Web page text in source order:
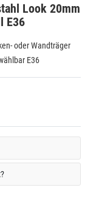
Look 20mm
E36
oder Wandträger
E36